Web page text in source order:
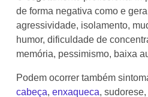
de forma negativa como e
agressividade, isolamento,
humor, dificuldade de
memória, pessimismo, baixa
Podem ocorrer também
cabeça, enxaqueca,